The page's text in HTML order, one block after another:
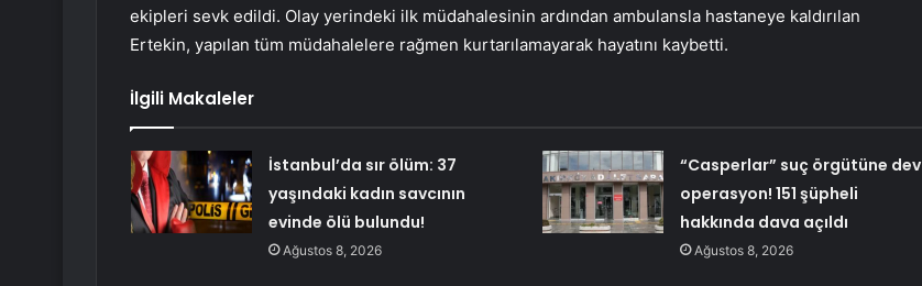
ekipleri sevk edildi. Olay yerindeki ilk müdahalesinin ardından ambulansla hastaneye kaldırılan
Ertekin, yapılan tüm müdahalelere rağmen kurtarılamayarak hayatını kaybetti.
İlgili Makaleler
İstanbul’da sır ölüm: 37
yaşındaki kadın savcının
evinde ölü bulundu!
Ağustos 8, 2026
“Casperlar” suç örgütüne dev
operasyon! 151 şüpheli
hakkında dava açıldı
Ağustos 8, 2026